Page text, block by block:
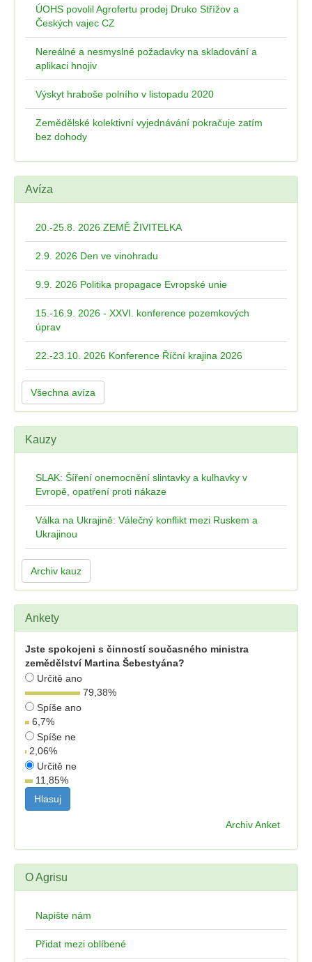
ÚOHS povolil Agrofertu prodej Druko Střížov a
Českých vajec CZ
Nereálné a nesmyslné požadavky na skladování a
aplikaci hnojiv
Výskyt hraboše polního v listopadu 2020
Zemědělské kolektivní vyjednávání pokračuje zatím
bez dohody
Avíza
20.-25.8. 2026 ZEMĚ ŽIVITELKA
2.9. 2026 Den ve vinohradu
9.9. 2026 Politika propagace Evropské unie
15.-16.9. 2026 - XXVI. konference pozemkových
úprav
22.-23.10. 2026 Konference Říční krajina 2026
Všechna avíza
Kauzy
SLAK: Šíření onemocnění slintavky a kulhavky v
Evropě, opatření proti nákaze
Válka na Ukrajině: Válečný konflikt mezi Ruskem a
Ukrajinou
Archiv kauz
Ankety
Jste spokojeni s činností současného ministra
zemědělství Martina Šebestyána?
Určitě ano
79,38%
Spíše ano
6,7%
Spíše ne
2,06%
Určitě ne
11,85%
Archiv Anket
O Agrisu
Napište nám
Přidat mezi oblíbené